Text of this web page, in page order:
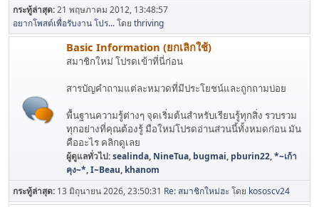
กระทู้ล่าสุด:21 พฤษภาคม 2012, 13:48:57
อยากโพสต์เพื่อรับงาน โปร...โดย thriving
Basic Information (ยกเลิกใช้)
สมาชิกใหม่ โปรดเข้าที่นี่ก่อน
สารบัญคำถามแต่ละหมวดที่มีประโยชน์และถูกถามบ่อย
พื้นฐานความรู้ต่างๆ จุดเริ่มต้นสำหรับเรียนรู้ทุกสิ่ง รวบรวม
ทุกอย่างที่คุณต้องรู้ มือใหม่โปรดอ่านส่วนนี้ทั้งหมดก่อน มัน
คืออะไร คลิกดูเลย
ผู้ดูแลทั่วไป:sealinda, NineTua, bugmai, pburin22,*~เก้า
คุง~*,I~Beau, khanom
กระทู้ล่าสุด: 13 มิถุนายน 2026, 23:50:31 Re: สมาชิกใหม่ฮะโดย kososcv24